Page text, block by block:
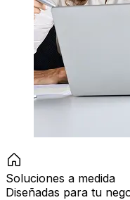
Soluciones a medida
Diseñadas para tu